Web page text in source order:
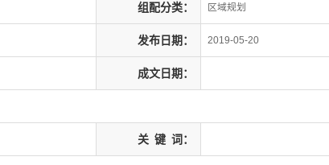
组配分类： 区域规划
发布日期： 2019-05-20
成文日期：
关 键 词：